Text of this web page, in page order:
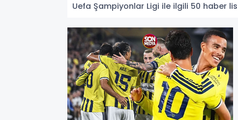
Uefa Şampiyonlar Ligi ile ilgili 50 haber